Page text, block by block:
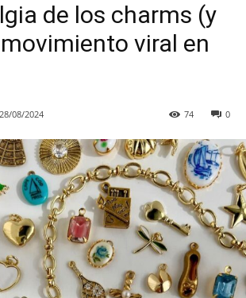
de los charms (y
viral en
28/08/2024 0
74